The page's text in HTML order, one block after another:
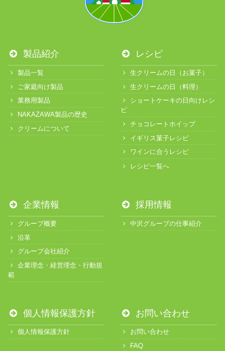
製品紹介
製品一覧
ご家庭向け製品
業務用製品
NAKAZAWA製品の歴史
クリームについて
レシピ
生クリームの日（お菓子）
生クリームの日（料理）
ショートケーキの日向けレシ
ピ
チョコレートホイップ
イギリス菓子レシピ
ワインに合うレシピ
レシピ一覧へ
企業情報
グループ概要
沿革
グループ会社紹介
企業理念・経営理念・行動規
範
採用情報
中沢グループの仕事紹介
個人情報保護方針
個人情報保護方針
お問い合わせ
お問い合わせ
FAQ